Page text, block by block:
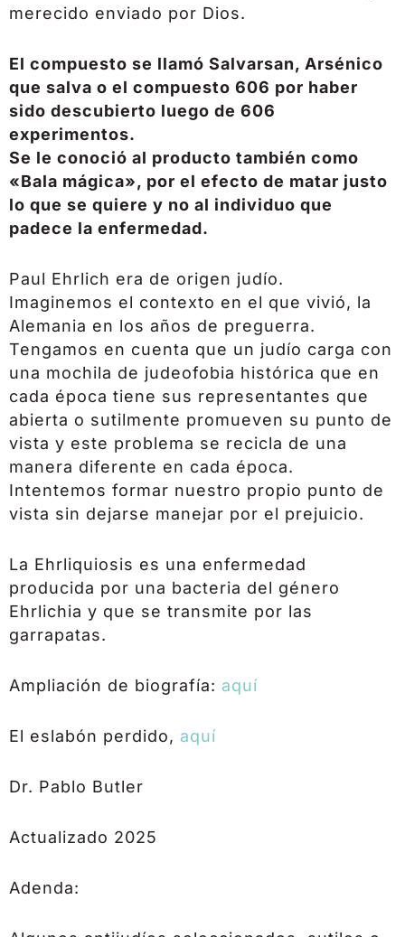
merecido enviado por Dios.
El compuesto se llamó Salvarsan, Arsénico
que salva o el compuesto 606 por haber
sido descubierto luego de 606
experimentos.
Se le conoció al producto también como
«Bala mágica», por el efecto de matar justo
lo que se quiere y no al individuo que
padece la enfermedad.
Paul Ehrlich era de origen judío.
Imaginemos el contexto en el que vivió, la
Alemania en los años de preguerra.
Tengamos en cuenta que un judío carga con
una mochila de judeofobia histórica que en
cada época tiene sus representantes que
abierta o sutilmente promueven su punto de
vista y este problema se recicla de una
manera diferente en cada época.
Intentemos formar nuestro propio punto de
vista sin dejarse manejar por el prejuicio.
La Ehrliquiosis es una enfermedad
producida por una bacteria del género
Ehrlichia y que se transmite por las
garrapatas.
Ampliación de biografía: aquí
El eslabón perdido, aquí
Dr. Pablo Butler
Actualizado 2025
Adenda: